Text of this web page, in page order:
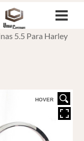
5.5 Para Harley
HOVER